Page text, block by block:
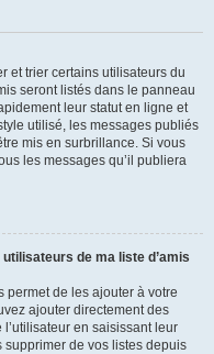
et trier certains utilisateurs du
seront listés dans le panneau
leur statut en ligne et
utilisé, les messages publiés
mis en surbrillance. Si vous
les messages qu’il publiera
de ma liste d’amis
permet de les ajouter à votre
ajouter directement des
en saisissant leur
supprimer de vos listes depuis